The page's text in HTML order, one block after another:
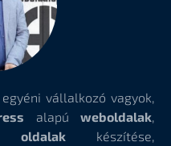
vállalkozó vagyok,
alapú weboldalak
oldalak készítése,